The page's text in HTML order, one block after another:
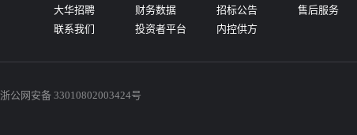
大华招聘
联系我们
财务数据
投资者平台
招标公告
内控供方
售后服务
浙公网安备 33010802003424号